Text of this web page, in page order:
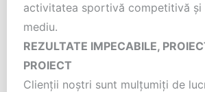
activitatea sportivă competitivă
mediu.
REZULTATE IMPECABILE,
PROIECT
Clienții noștri sunt mulțumiți de